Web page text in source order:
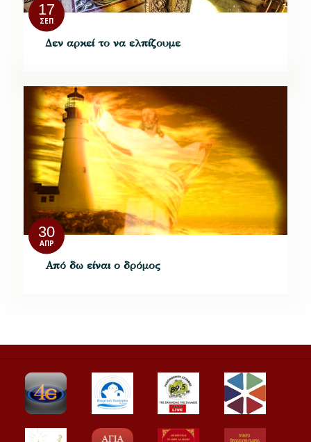
17
ΣΕΠ
Δεν αρκεί το να ελπίζουμε
30
ΑΠΡ
Από δω είναι ο δρόμος